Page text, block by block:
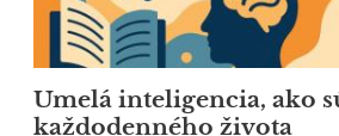
Umelá inteligencia, ako
každodenného života